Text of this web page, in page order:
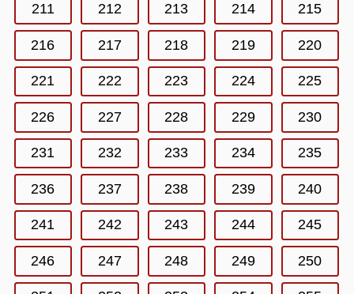
211 212 213 214 215
216 217 218 219 220
221 222 223 224 225
226 227 228 229 230
231 232 233 234 235
236 237 238 239 240
241 242 243 244 245
246 247 248 249 250